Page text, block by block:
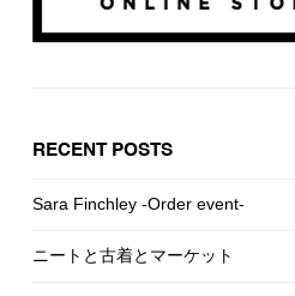
RECENT POSTS
Sara Finchley -Order event-
ニートと古着とマーケット